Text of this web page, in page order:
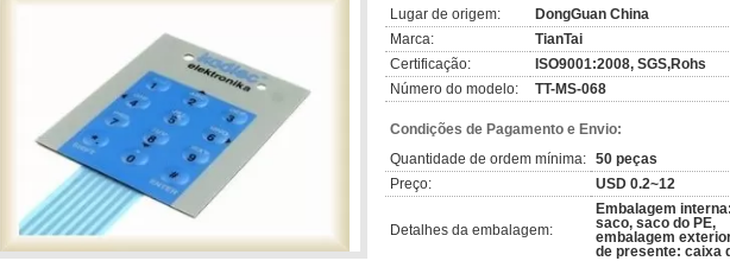
Lugar de origem:
DongGuan China
Marca:
TianTai
Certificação:
ISO9001:2008, SGS,Rohs
Número do modelo:
TT-MS-068
Condições de Pagamento e Envio:
Quantidade de ordem mínima: 50 peças
Preço:
USD 0.2~12
Detalhes da embalagem:
Embalagem
saco, saco do PE,
embalagem
de presente: caixa